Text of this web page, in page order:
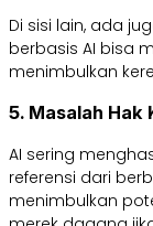
Di sisi lain, ada
berbasis AI bisa
menimbulkan
5. Masalah
AI sering
referensi dari
menimbulkan